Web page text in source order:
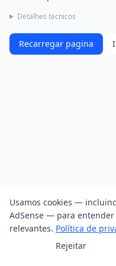
Detalhes tecnicos
Recarregar pagina
Usamos cookies —
AdSense — para
relevantes. Política de
Rejeitar